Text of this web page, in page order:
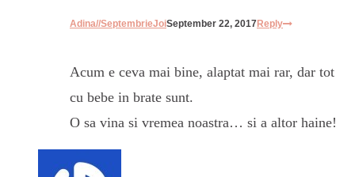
Adina//SeptembrieJoiSeptember 22, 2017Reply
Acum e ceva mai bine, alaptat mai rar, dar tot
cu bebe in brate sunt.
O sa vina si vremea noastra… si a altor haine!